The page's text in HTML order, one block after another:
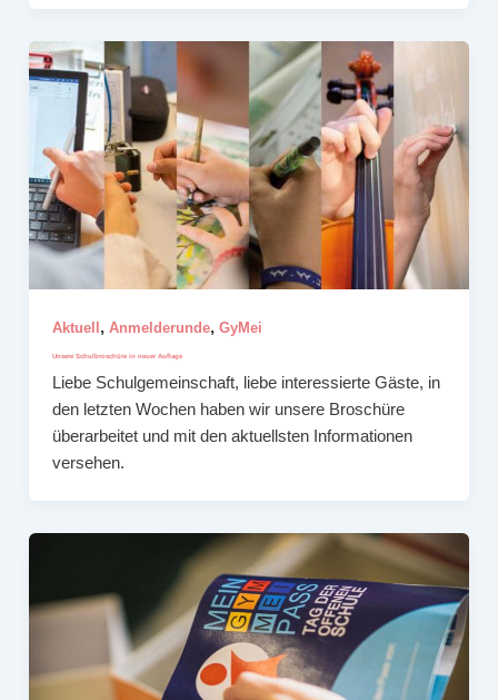
Aktuell ,Anmelderunde,GyMei
Unsere Schulbroschüre in neuer Auflage
Liebe Schulgemeinschaft, liebe interessierte Gäste, in
den letzten Wochen haben wir unsere Broschüre
überarbeitet und mit den aktuellsten Informationen
versehen.